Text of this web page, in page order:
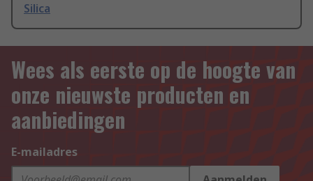
Silica
Wees als eerste op de hoogte van
onze nieuwste producten en
aanbiedingen
E-mailadres